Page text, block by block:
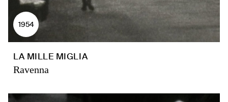
1954
LA MILLE MIGLIA
Ravenna